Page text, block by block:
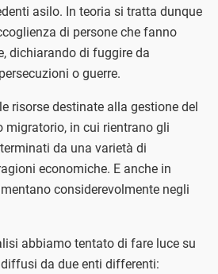
asilo. In teoria si tratta dunque
di persone che fanno
dichiarando di fuggire da
o guerre.
risorse destinate alla gestione del
migratorio, in cui rientrano gli
da una varietà di
economiche. E anche in
considerevolmente negli
abbiamo tentato di fare luce su
da due enti differenti: